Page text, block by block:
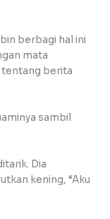
berbagi hal ini
mata
tentang berita
sambil
Dia
kening, “Aku